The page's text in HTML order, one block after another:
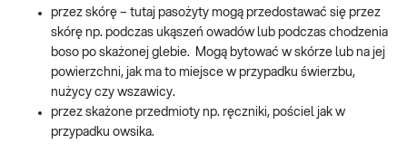
przez skórę – tutaj pasożyty mogą przedostawać się przez
skórę np. podczas ukąszeń owadów lub podczas chodzenia
boso po skażonej glebie. Mogą bytować w skórze lub na jej
powierzchni, jak ma to miejsce w przypadku świerzbu,
nużycy czy wszawicy.
przez skażone przedmioty np. ręczniki, pościel jak w
przypadku owsika.